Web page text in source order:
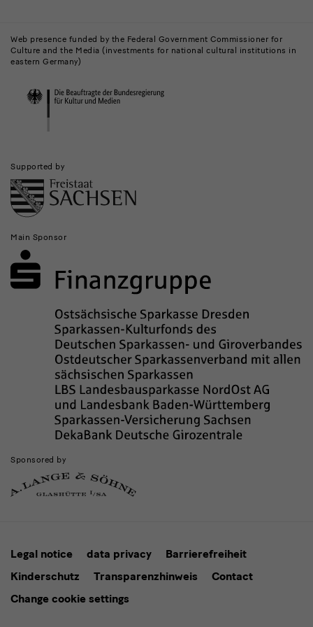
Museums
and
Institutions
Web presence funded by the Federal Government Commissioner for
Culture and the Media (investments for national cultural institutions in
eastern Germany)
Supported by
Main Sponsor
Sponsored by
Legal notice data privacy
Barrierefreiheit
Kinderschutz
Transparenzhinweis
Contact
Change cookie settings